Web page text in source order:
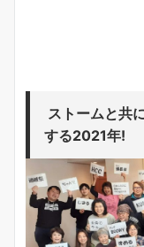
ストームと共
する2021年!